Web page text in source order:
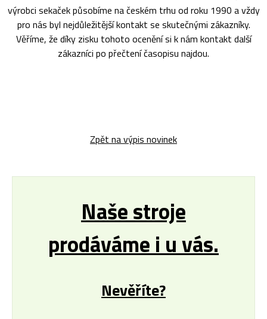
výrobci sekaček působíme na českém trhu od roku 1990 a vždy
pro nás byl nejdůležitější kontakt se skutečnými zákazníky.
Věříme, že díky zisku tohoto ocenění si k nám kontakt další
zákazníci po přečtení časopisu najdou.
Zpět na výpis novinek
Naše stroje
prodáváme i u vás.
Nevěříte?